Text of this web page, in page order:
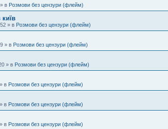
» в Розмови без цензури (флейм)
київ
» в Розмови без цензури (флейм)
» в Розмови без цензури (флейм)
» в Розмови без цензури (флейм)
» в Розмови без цензури (флейм)
» в Розмови без цензури (флейм)
» в Розмови без цензури (флейм)